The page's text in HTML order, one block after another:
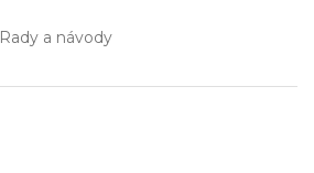
Rady a návody